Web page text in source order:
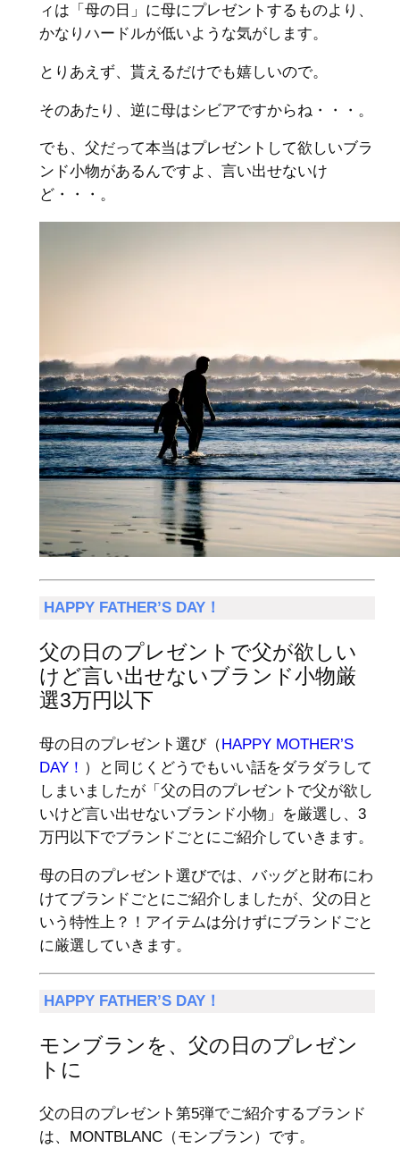
ィは「母の日」に母にプレゼントするものより、
かなりハードルが低いような気がします。
とりあえず、貰えるだけでも嬉しいので。
そのあたり、逆に母はシビアですからね・・・。
でも、父だって本当はプレゼントして欲しいブラ
ンド小物があるんですよ、言い出せないけ
ど・・・。
HAPPY FATHER’S DAY！
父の日のプレゼントで父が欲しい
けど言い出せないブランド小物厳
選3万円以下
母の日のプレゼント選び（ HAPPY MOTHER’S
DAY！ ）と同じくどうでもいい話をダラダラして
しまいましたが「父の日のプレゼントで父が欲し
いけど言い出せないブランド小物」を厳選し、3
万円以下でブランドごとにご紹介していきます。
母の日のプレゼント選びでは、バッグと財布にわ
けてブランドごとにご紹介しましたが、父の日と
いう特性上？！アイテムは分けずにブランドごと
に厳選していきます。
HAPPY FATHER’S DAY！
モンブランを、父の日のプレゼン
トに
父の日のプレゼント第5弾でご紹介するブランド
は、MONTBLANC（モンブラン）です。